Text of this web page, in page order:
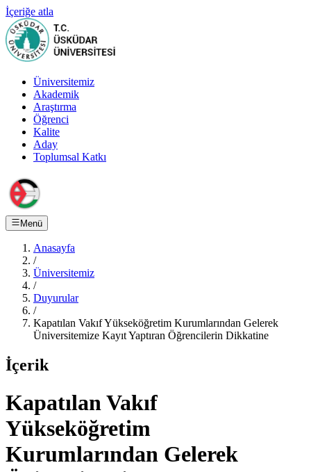
İçeriğe atla
Üniversitemiz
Akademik
Araştırma
Öğrenci
Kalite
Aday
Toplumsal Katkı
Menü
Anasayfa
/
Üniversitemiz
/
Duyurular
/
Kapatılan Vakıf Yükseköğretim Kurumlarından Gelerek
Üniversitemize Kayıt Yaptıran Öğrencilerin Dikkatine
İçerik
Kapatılan Vakıf
Yükseköğretim
Kurumlarından Gelerek